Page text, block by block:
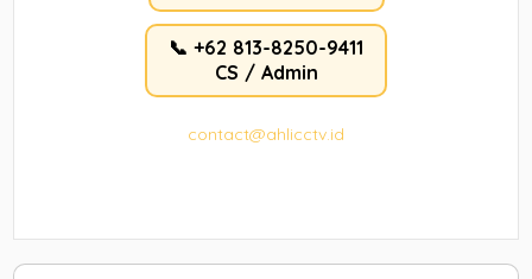
📞 +62 813-8250-9411
CS / Admin
contact@ahlicctv.id